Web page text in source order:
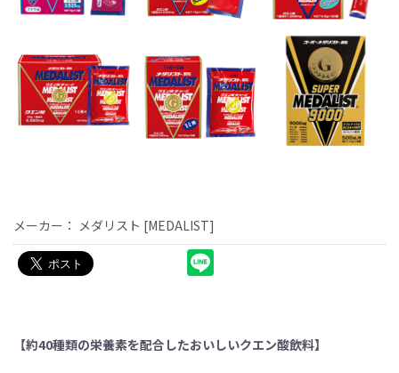
メーカー： メダリスト [MEDALIST]
【約40種類の栄養素を配合したおいしいクエン酸飲料】